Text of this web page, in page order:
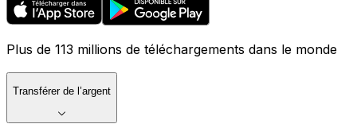
Plus de 113 millions de téléchargements dans le monde
Transférer de l’argent